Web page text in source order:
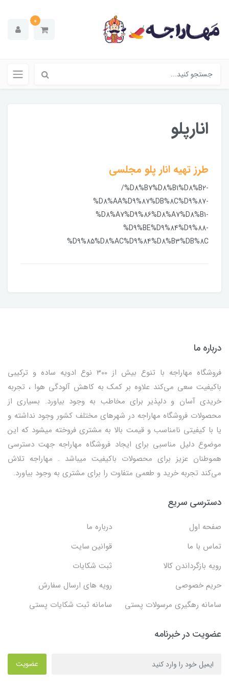
0
انارپلو
طرز تهیه انار پلو مجلسی
/%D8%B7%D8%B1%D8%B2-
%D8%AA%D9%87%DB%8C%D9%87-
%D8%A7%D9%86%D8%A7%D8%B1-
%D9%BE%D9%84%D9%88-
%D9%85%D8%AC%D9%84%D8%B3%DB%8C
درباره ما
فروشگاه مهاراجه با تنوع بیش از 300 نوع ادویه ساده و ترکیبی
باکیفیت سعی می‌کند علاوه بر کمک به کاهش آلودگی هوا ، تجربه
خریدی آسان و دلپذیر برای مخاطب به وجود بیاورد. بسیاری از
محصولات فروشگاه مهاراجه در شهرهای مختلف کشور وجود نداشته و
یا با کیفیتی نامناسب و قیمت بالا به مشتری فروخته میشود که این
موضوع دلیل مناسبی برای ایجاد فروشگاه مهاراجه جهت دسترسی
هموطنان عزیز برای محصولات باکیفیت میباشد . مهاراجه تلاش
می‌کند تجربه خرید و طعمی متفاوت را برای مشتری به وجود بیاورد.
دسترسی سریع
صفحه اول
درباره ما
تماس با ما
قوانین سایت
رویه بازگرداندن کالا
ثبت شکایات
حریم خصوصی
رویه های ارسال سفارش
سامانه رهگیری مرسولات پستی
سامانه ثبت شکایات پستی
عضویت در خبرنامه
عضویت